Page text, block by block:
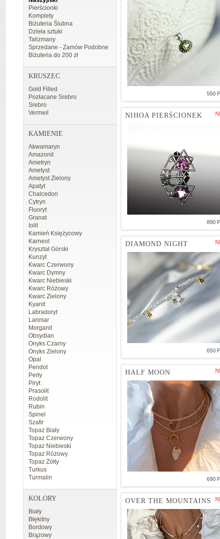
Pierścionki
Komplety
Biżuteria Ślubna
Dzieła sztuki
Talizmany
Sprzedane - Zamów Podobne
Biżuteria do 200 zł
KRUSZEC
Gold Filled
Pozłacane Srebro
Srebro
Vermeil
KAMIENIE
Akwamaryn
Amazonit
Ametryn
Ametyst
Ametyst Zielony
Apatyt
Chalcedon
Cytryn
Fluoryt
Granat
Iolit
Kamień Księżycowy
Karneol
Kryształ Górski
Kunzyt
Kwarc Czerwony
Kwarc Dymny
Kwarc Niebieski
Kwarc Różowy
Kwarc Zielony
Kyanit
Labradoryt
Larimar
Morganit
Obsydian
Onyks Czarny
Onyks Zielony
Opal
Peridot
Perły
Piryt
Prasolit
Rodolit
Rubin
Spinel
Szafir
Topaz Biały
Topaz Czerwony
Topaz Niebieski
Topaz Różowy
Topaz Żółty
Turkus
Turmalin
KOLORY
Biały
Błękitny
Bordowy
Brązowy
550
NIHOA PIERŚCIONEK
890
DIAMOND NIGHT
650
HALF MOON
690
OVER THE MOUNTAINS